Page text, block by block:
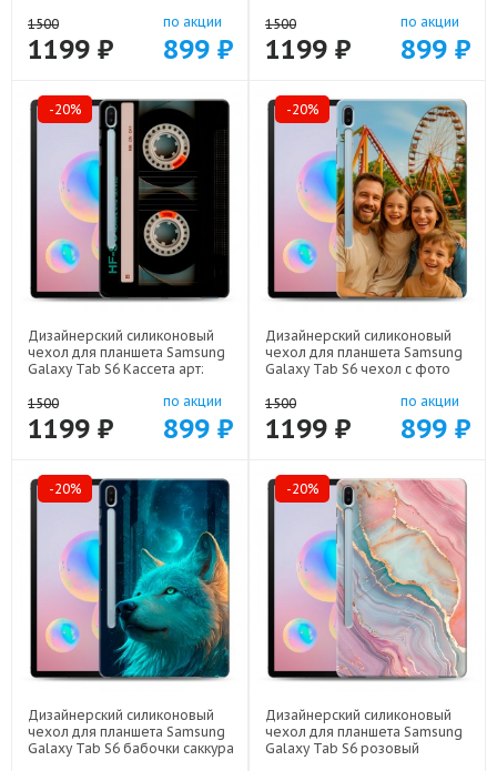
1500
1199 ₽
по акции
899 ₽
1500
1199 ₽
по акции
899 ₽
-20%
Дизайнерский силиконовый
чехол для планшета Samsung
Galaxy Tab S6 Кассета арт:
1500
1199 ₽
по акции
899 ₽
-20%
Дизайнерский силиконовый
чехол для планшета Samsung
Galaxy Tab S6 чехол с фото
1500
1199 ₽
по акции
899 ₽
-20%
Дизайнерский силиконовый
чехол для планшета Samsung
Galaxy Tab S6 бабочки саккура
-20%
Дизайнерский силиконовый
чехол для планшета Samsung
Galaxy Tab S6 розовый